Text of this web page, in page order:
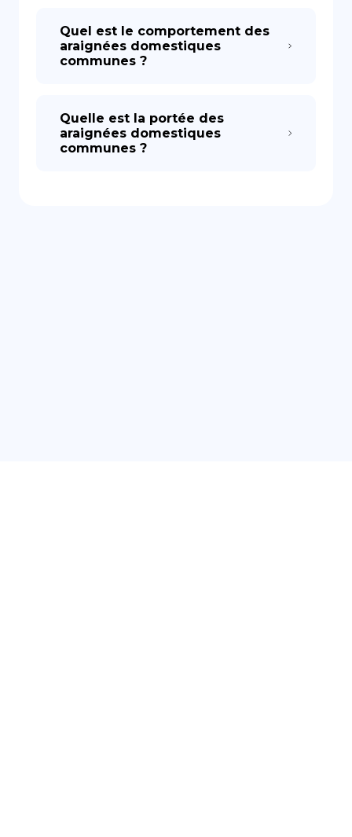
Quel est le comportement des
araignées domestiques
communes ?
Quelle est la portée des
araignées domestiques
communes ?